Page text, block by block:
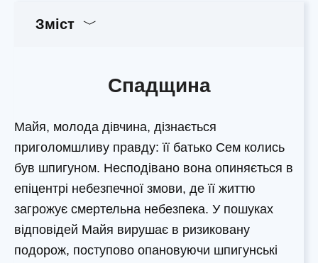
Зміст
Спадщина
Майя, молода дівчина, дізнається
приголомшливу правду: її батько Сем колись
був шпигуном. Несподівано вона опиняється в
епіцентрі небезпечної змови, де її життю
загрожує смертельна небезпека. У пошуках
відповідей Майя вирушає в ризиковану
подорож, поступово опановуючи шпигунські